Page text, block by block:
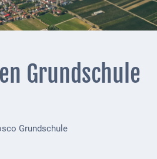
Grundschule
Grundschule